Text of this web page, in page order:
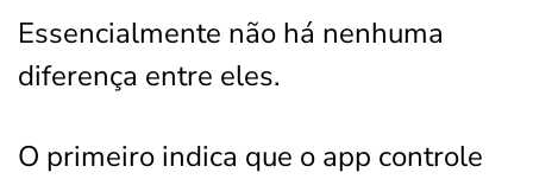
Essencialmente não há nenhuma
diferença entre eles.
O primeiro indica que o app controle